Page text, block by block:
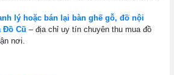
lý hoặc bán lại bàn ghế gỗ, đồ nội
Đồ Cũ – địa chỉ uy tín chuyên thu mua đồ
nơi.